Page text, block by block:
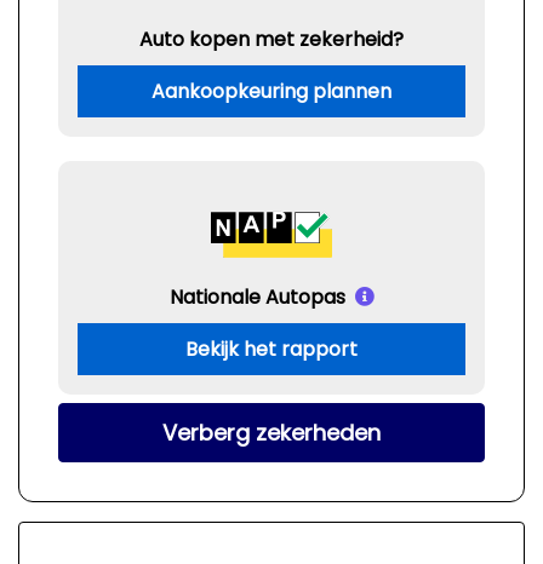
Auto kopen met zekerheid?
Aankoopkeuring plannen
Nationale Autopas
Bekijk het rapport
Verberg zekerheden